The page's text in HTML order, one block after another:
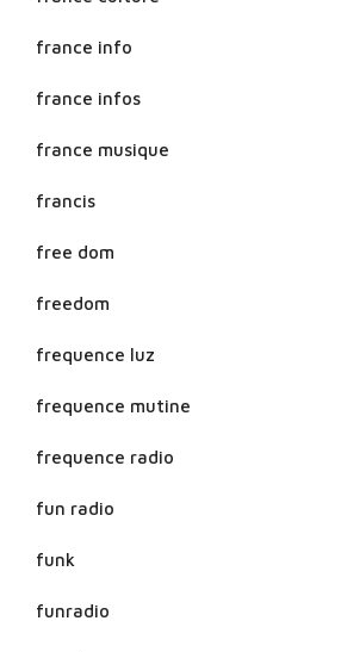
france info
france infos
france musique
francis
free dom
freedom
frequence luz
frequence mutine
frequence radio
fun radio
funk
funradio